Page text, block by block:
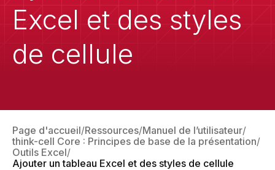
Excel et des styles
de cellule
Page d'accueil Ressources Manuel de l’utilisateur
think-cell Core : Principes de base de la présentation
Outils Excel
Ajouter un tableau Excel et des styles de cellule